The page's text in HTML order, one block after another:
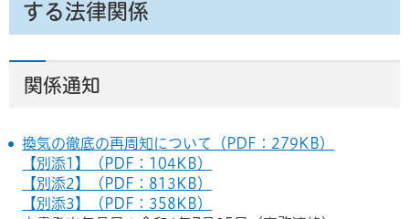
する法律関係
関係通知
換気の徹底の再周知について（PDF：279KB）
【別添1】（PDF：104KB）
【別添2】（PDF：813KB）
【別添3】（PDF：358KB）